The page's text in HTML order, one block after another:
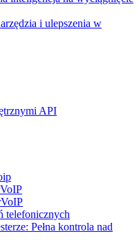
i ulepszenia w
API
telefonicznych
Pełna kontrola nad